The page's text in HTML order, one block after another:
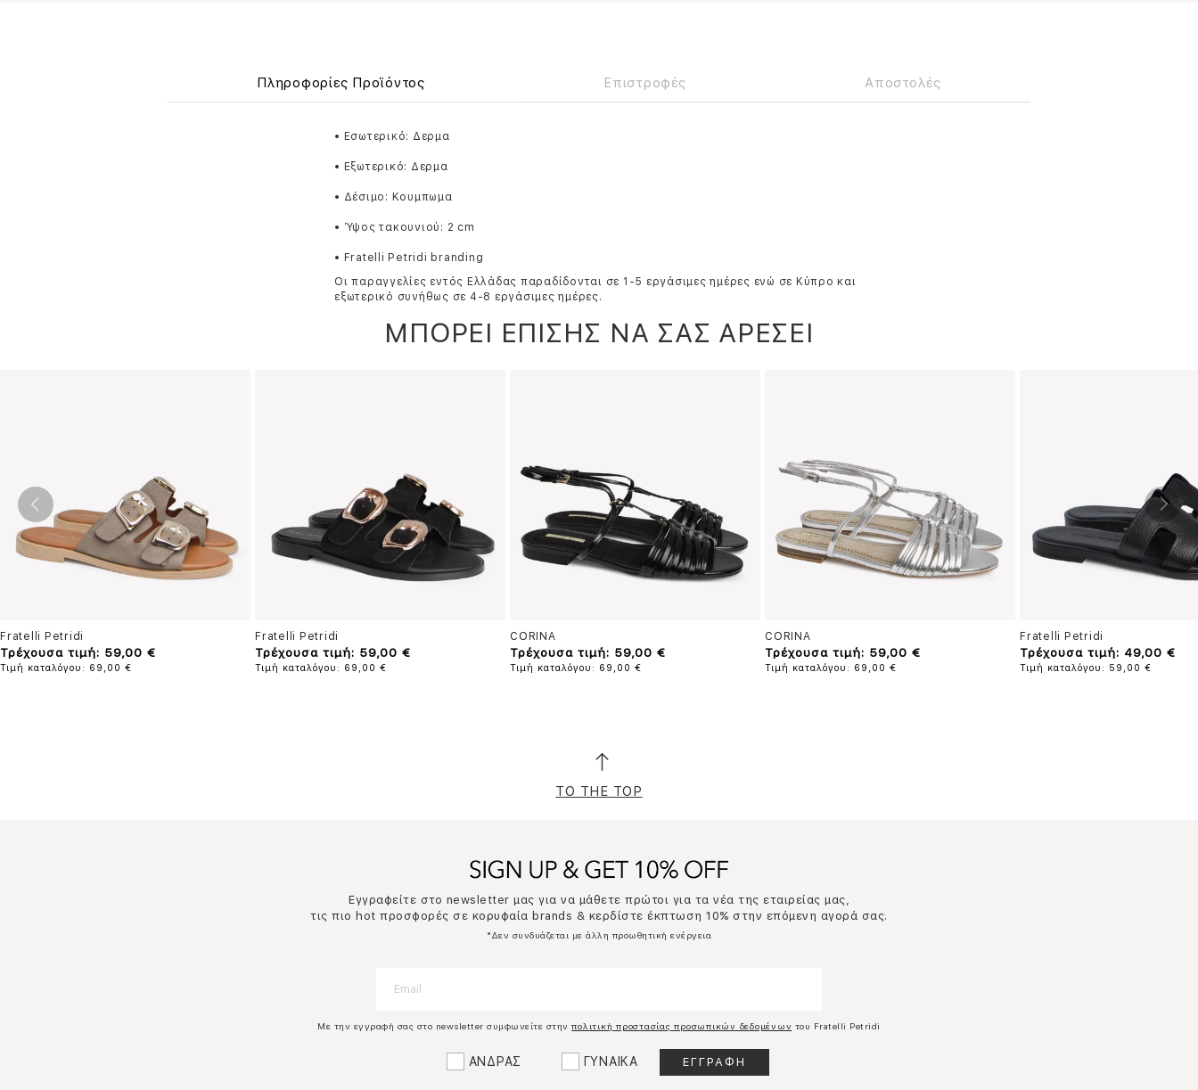
Πληροφορίες Προϊόντος Επιστροφές Αποστολές
• Εσωτερικό: Δερμα
• Εξωτερικό: Δερμα
• Δέσιμο: Κουμπωμα
• Ύψος τακουνιού: 2 cm
• Fratelli Petridi branding
Οι παραγγελίες εντός Ελλάδας παραδίδονται σε 1-5 εργάσιμες ημέρες ενώ σε Κύπρο και
εξωτερικό συνήθως σε 4-8 εργάσιμες ημέρες.
ΜΠΟΡΕΙ ΕΠΙΣΗΣ ΝΑ ΣΑΣ ΑΡΕΣΕΙ
Fratelli Petridi
Τρέχουσα τιμή: 59,00 €
Τιμή καταλόγου: 69,00 €
Fratelli Petridi
Τρέχουσα τιμή: 59,00 €
Τιμή καταλόγου: 69,00 €
CORINA
Τρέχουσα τιμή: 59,00 €
Τιμή καταλόγου: 69,00 €
CORINA
Τρέχουσα τιμή: 59,00 €
Τιμή καταλόγου: 69,00 €
Fratelli Petridi
Τρέχουσα τιμή: 49,00 €
Τιμή καταλόγου: 59,00 €
TO THE TOP
Εγγραφείτε στο newsletter μας για να μάθετε πρώτοι για τα νέα της εταιρείας μας,
τις πιο hot προσφορές σε κορυφαία brands & κερδίστε έκπτωση 10% στην επόμενη αγορά σας.
*Δεν συνδυάζεται με άλλη προωθητική ενέργεια
Με την εγγραφή σας στο newsletter συμφωνείτε στηνπολιτική προστασίας προσωπικών δεδομένων του Fratelli Petridi
ΑΝΔΡΑΣ ΓΥΝΑΙΚΑ